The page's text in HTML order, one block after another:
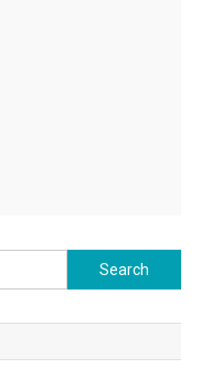
Search for: